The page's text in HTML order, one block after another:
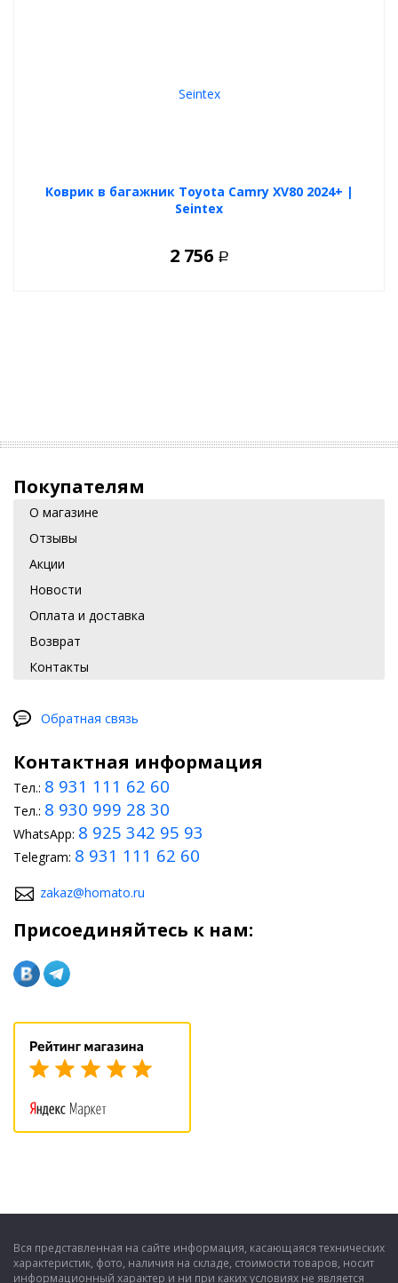
Коврик в багажник Toyota Camry XV80 2024+ |
Seintex
2 756 Р
Покупателям
О магазине
Отзывы
Акции
Новости
Оплата и доставка
Возврат
Контакты
Обратная связь
Контактная информация
Тел.: 8 931 111 62 60
Тел.: 8 930 999 28 30
WhatsApp: 8 925 342 95 93
Telegram: 8 931 111 62 60
zakaz@homato.ru
Присоединяйтесь к нам:
Вся представленная на сайте информация, касающаяся технических
характеристик, фото, наличия на складе, стоимости товаров, носит
информационный характер и ни при каких условиях не является